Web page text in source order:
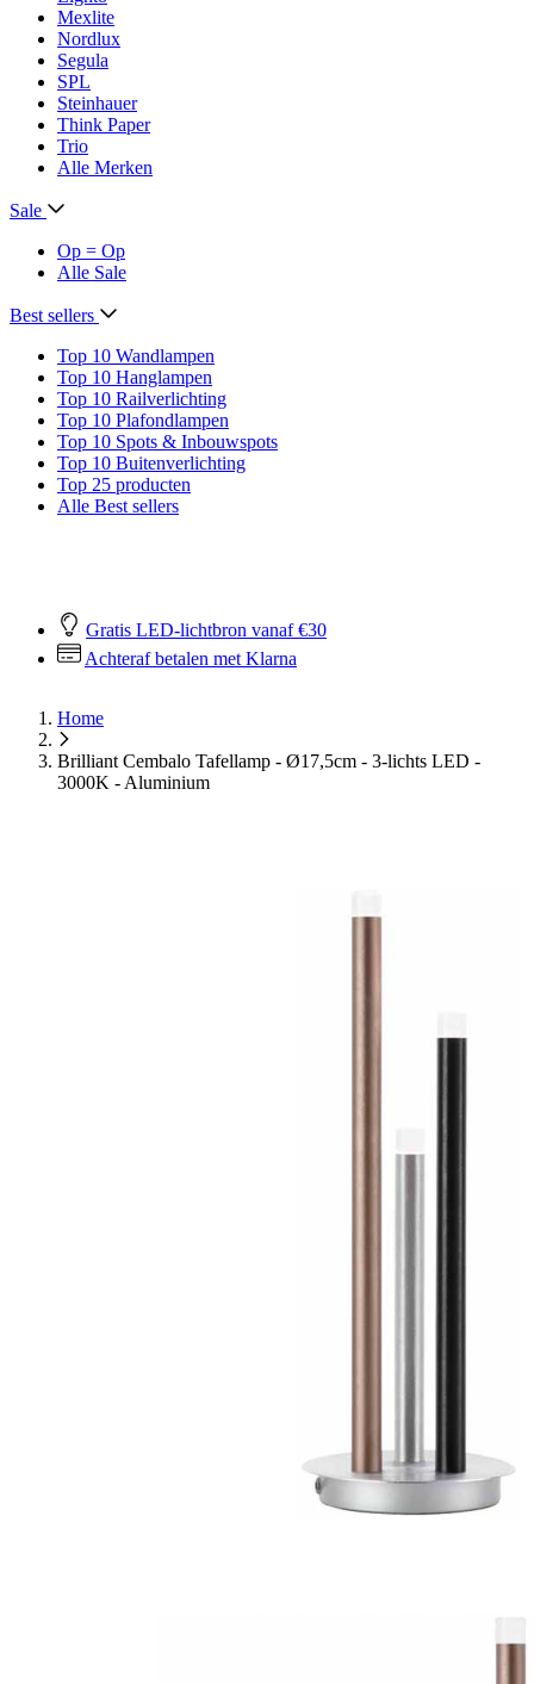
Mexlite
Nordlux
Segula
SPL
Steinhauer
Think Paper
Trio
Alle Merken
Sale
Op = Op
Alle Sale
Best sellers
Top 10 Wandlampen
Top 10 Hanglampen
Top 10 Railverlichting
Top 10 Plafondlampen
Top 10 Spots & Inbouwspots
Top 10 Buitenverlichting
Top 25 producten
Alle Best sellers
Gratis LED-lichtbron vanaf €30
Achteraf betalen met Klarna
Home
Brilliant Cembalo Tafellamp - Ø17,5cm - 3-lichts LED -
3000K - Aluminium